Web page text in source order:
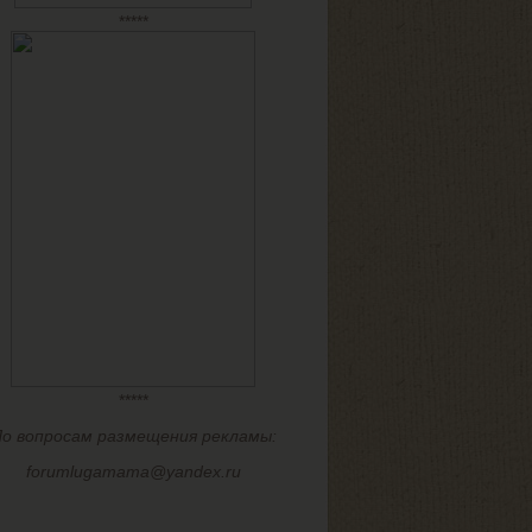
*****
*****
вопросам размещения рекламы:
forumlugamama@yandex.ru